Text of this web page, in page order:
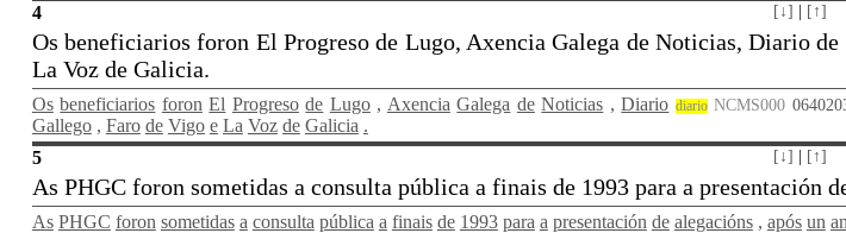
4
[↓] [↑]
Os beneficiarios foron El Progreso de Lugo, Axencia Galega de Noticias, Diario
La Voz de Galicia.
Os beneficiarios foron El Progreso de Lugo , Axencia Galega de Noticias , Diario diarioNCMS000
Gallego , Faro de Vigo e La Voz de Galicia .
5
[↓] [↑]
As PHGC foron sometidas a consulta pública a finais de 1993 para a presentación
As PHGC foron sometidas a consulta pública a finais de 1993 para a presentación de alegacións , após un